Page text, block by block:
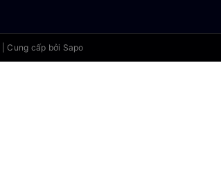
Cung cấp bởi Sapo